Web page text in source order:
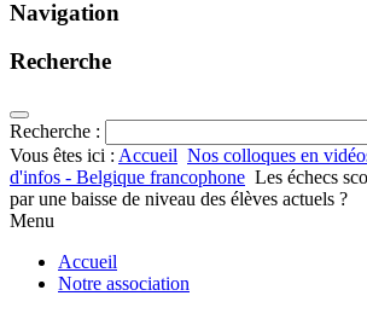
Navigation
Recherche
Recherche :
Vous êtes ici : Accueil Nos colloques en
d'infos - Belgique francophone Les échecs
par une baisse de niveau des élèves actuels ?
Menu
Accueil
Notre association